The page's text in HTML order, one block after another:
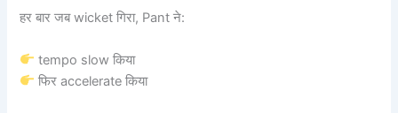
हर बार जब wicket गिरा, Pant ने:
tempo slow किया
फिर accelerate किया